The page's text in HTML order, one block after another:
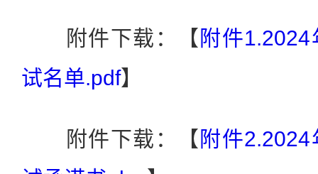
附件下载：【 附件
试名单.pdf】
附件下载：【 附件